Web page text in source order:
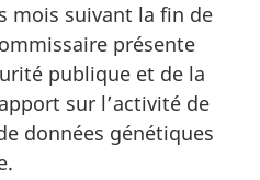
mois suivant la fin de
présente
publique et de la
sur l’activité de
données génétiques